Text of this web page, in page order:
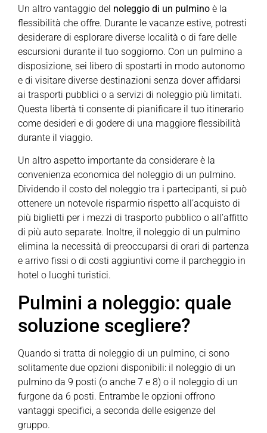
Un altro vantaggio del noleggio di un pulmino è la
flessibilità che offre. Durante le vacanze estive, potresti
desiderare di esplorare diverse località o di fare delle
escursioni durante il tuo soggiorno. Con un pulmino a
disposizione, sei libero di spostarti in modo autonomo
e di visitare diverse destinazioni senza dover affidarsi
ai trasporti pubblici o a servizi di noleggio più limitati.
Questa libertà ti consente di pianificare il tuo itinerario
come desideri e di godere di una maggiore flessibilità
durante il viaggio.
Un altro aspetto importante da considerare è la
convenienza economica del noleggio di un pulmino.
Dividendo il costo del noleggio tra i partecipanti, si può
ottenere un notevole risparmio rispetto all’acquisto di
più biglietti per i mezzi di trasporto pubblico o all’affitto
di più auto separate. Inoltre, il noleggio di un pulmino
elimina la necessità di preoccuparsi di orari di partenza
e arrivo fissi o di costi aggiuntivi come il parcheggio in
hotel o luoghi turistici.
Pulmini a noleggio: quale
soluzione scegliere?
Quando si tratta di noleggio di un pulmino, ci sono
solitamente due opzioni disponibili: il noleggio di un
pulmino da 9 posti (o anche 7 e 8) o il noleggio di un
furgone da 6 posti. Entrambe le opzioni offrono
vantaggi specifici, a seconda delle esigenze del
gruppo.